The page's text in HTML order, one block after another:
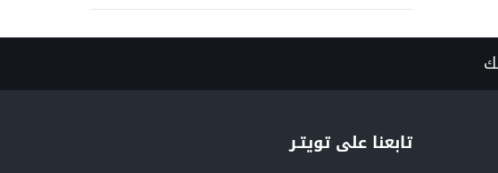
تابعنا على تويتـر